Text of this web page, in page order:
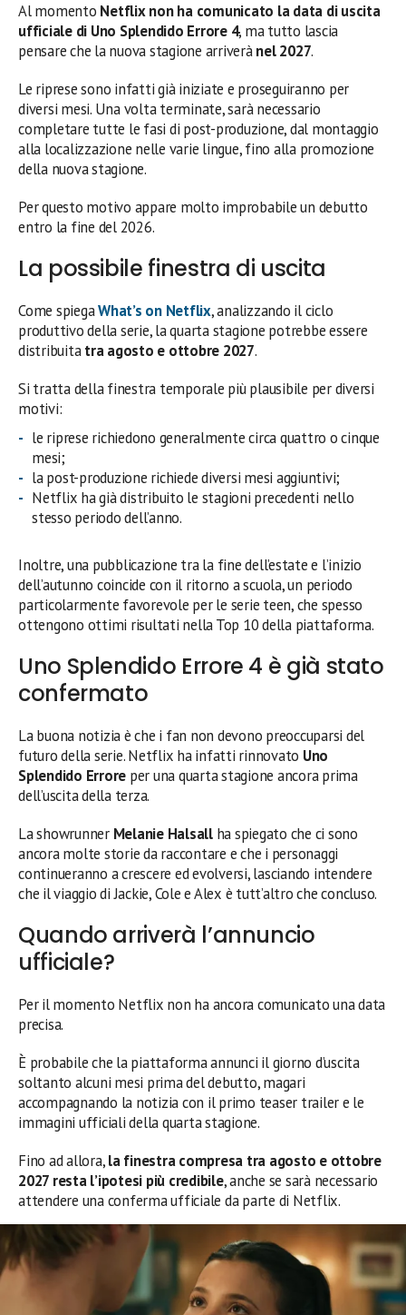
Al momento Netflix non ha comunicato la data di uscita
ufficiale di Uno Splendido Errore 4, ma tutto lascia
pensare che la nuova stagione arriverànel 2027.
Le riprese sono infatti già iniziate e proseguiranno per
diversi mesi. Una volta terminate, sarà necessario
completare tutte le fasi di post-produzione, dal montaggio
alla localizzazione nelle varie lingue, fino alla promozione
della nuova stagione.
Per questo motivo appare molto improbabile un debutto
entro la fine del 2026.
La possibile finestra di uscita
Come spiegaWhat’s on Netflix, analizzando il ciclo
produttivo della serie, la quarta stagione potrebbe essere
distribuitatra agosto e ottobre 2027.
Si tratta della finestra temporale più plausibile per diversi
motivi:
le riprese richiedono generalmente circa quattro o cinque
mesi;
la post-produzione richiede diversi mesi aggiuntivi;
Netflix ha già distribuito le stagioni precedenti nello
stesso periodo dell’anno.
Inoltre, una pubblicazione tra la fine dell’estate e l’inizio
dell’autunno coincide con il ritorno a scuola, un periodo
particolarmente favorevole per le serie teen, che spesso
ottengono ottimi risultati nella Top 10 della piattaforma.
Uno Splendido Errore 4 è già stato
confermato
La buona notizia è che i fan non devono preoccuparsi del
futuro della serie. Netflix ha infatti rinnovato Uno
Splendido Errore per una quarta stagione ancora prima
dell’uscita della terza.
La showrunner Melanie Halsallha spiegato che ci sono
ancora molte storie da raccontare e che i personaggi
continueranno a crescere ed evolversi, lasciando intendere
che il viaggio di Jackie, Cole e Alex è tutt’altro che concluso.
Quando arriverà l’annuncio
ufficiale?
Per il momento Netflix non ha ancora comunicato una data
precisa.
È probabile che la piattaforma annunci il giorno d’uscita
soltanto alcuni mesi prima del debutto, magari
accompagnando la notizia con il primo teaser trailer e le
immagini ufficiali della quarta stagione.
Fino ad allora,la finestra compresa tra agosto e ottobre
2027 resta l’ipotesi più credibile, anche se sarà necessario
attendere una conferma ufficiale da parte di Netflix.